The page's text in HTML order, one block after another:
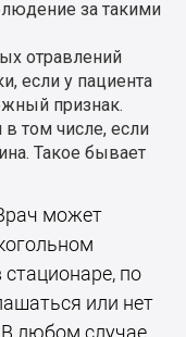
за такими
отравлений
если у пациента
признак.
в том числе, если
Такое бывает
может
по
или нет
любом случае,